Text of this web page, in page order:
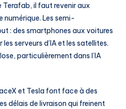
Terafab, il faut revenir aux
numérique. Les semi-
: des smartphones aux voitures
serveurs d’IA et les satellites.
particulièrement dans l’IA
et Tesla font face à des
délais de livraison qui freinent